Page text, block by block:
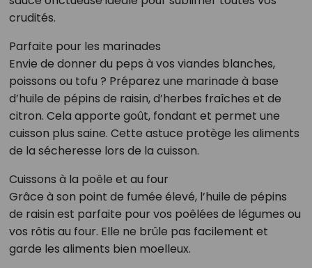
crudités.
Parfaite pour les marinades
Envie de donner du peps à vos viandes blanches,
poissons ou tofu ? Préparez une marinade à base
d’huile de pépins de raisin, d’herbes fraîches et de
citron. Cela apporte goût, fondant et permet une
cuisson plus saine. Cette astuce protège les aliments
de la sécheresse lors de la cuisson.
Cuissons à la poêle et au four
Grâce à son point de fumée élevé, l’huile de pépins
de raisin est parfaite pour vos poêlées de légumes ou
vos rôtis au four. Elle ne brûle pas facilement et
garde les aliments bien moelleux.